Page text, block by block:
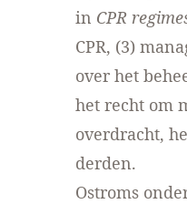
in CPR
CPR, (3)
over het
het recht om
overdracht,
derden.
Ostroms